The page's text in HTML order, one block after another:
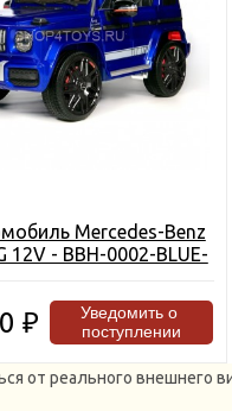
Mercedes-Benz
12V - BBH-0002-BLUE-
₽
Уведомить о
поступлении
от реального